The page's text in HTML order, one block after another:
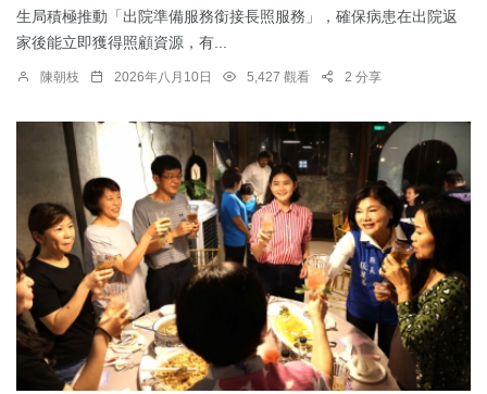
生局積極推動「出院準備服務銜接長照服務」，確保病患在出院返
家後能立即獲得照顧資源，有...
陳朝枝 2026年八月10日 5,427 觀看 2 分享